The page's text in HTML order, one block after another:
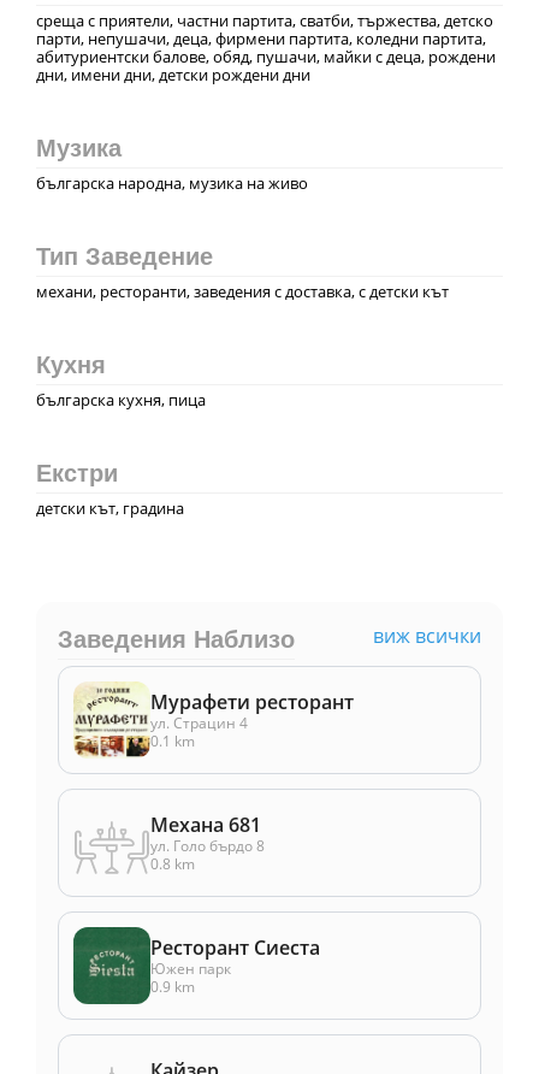
среща с приятели, частни партита, сватби, тържества, детско
парти, непушачи, деца, фирмени партита, коледни партита,
абитуриентски балове, обяд, пушачи, майки с деца, рождени
дни, имени дни, детски рождени дни
Музика
българска народна, музика на живо
Тип Заведение
механи, ресторанти, заведения с доставка, с детски кът
Кухня
българска кухня, пица
Екстри
детски кът, градина
Заведения Наблизо виж всички
Мурафети ресторант
ул. Страцин 4
0.1 km
Механа 681
ул. Голо бърдо 8
0.8 km
Ресторант Сиеста
Южен парк
0.9 km